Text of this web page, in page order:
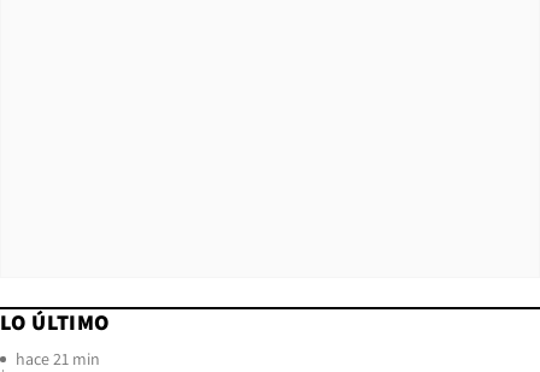
LO ÚLTIMO
hace 21 min